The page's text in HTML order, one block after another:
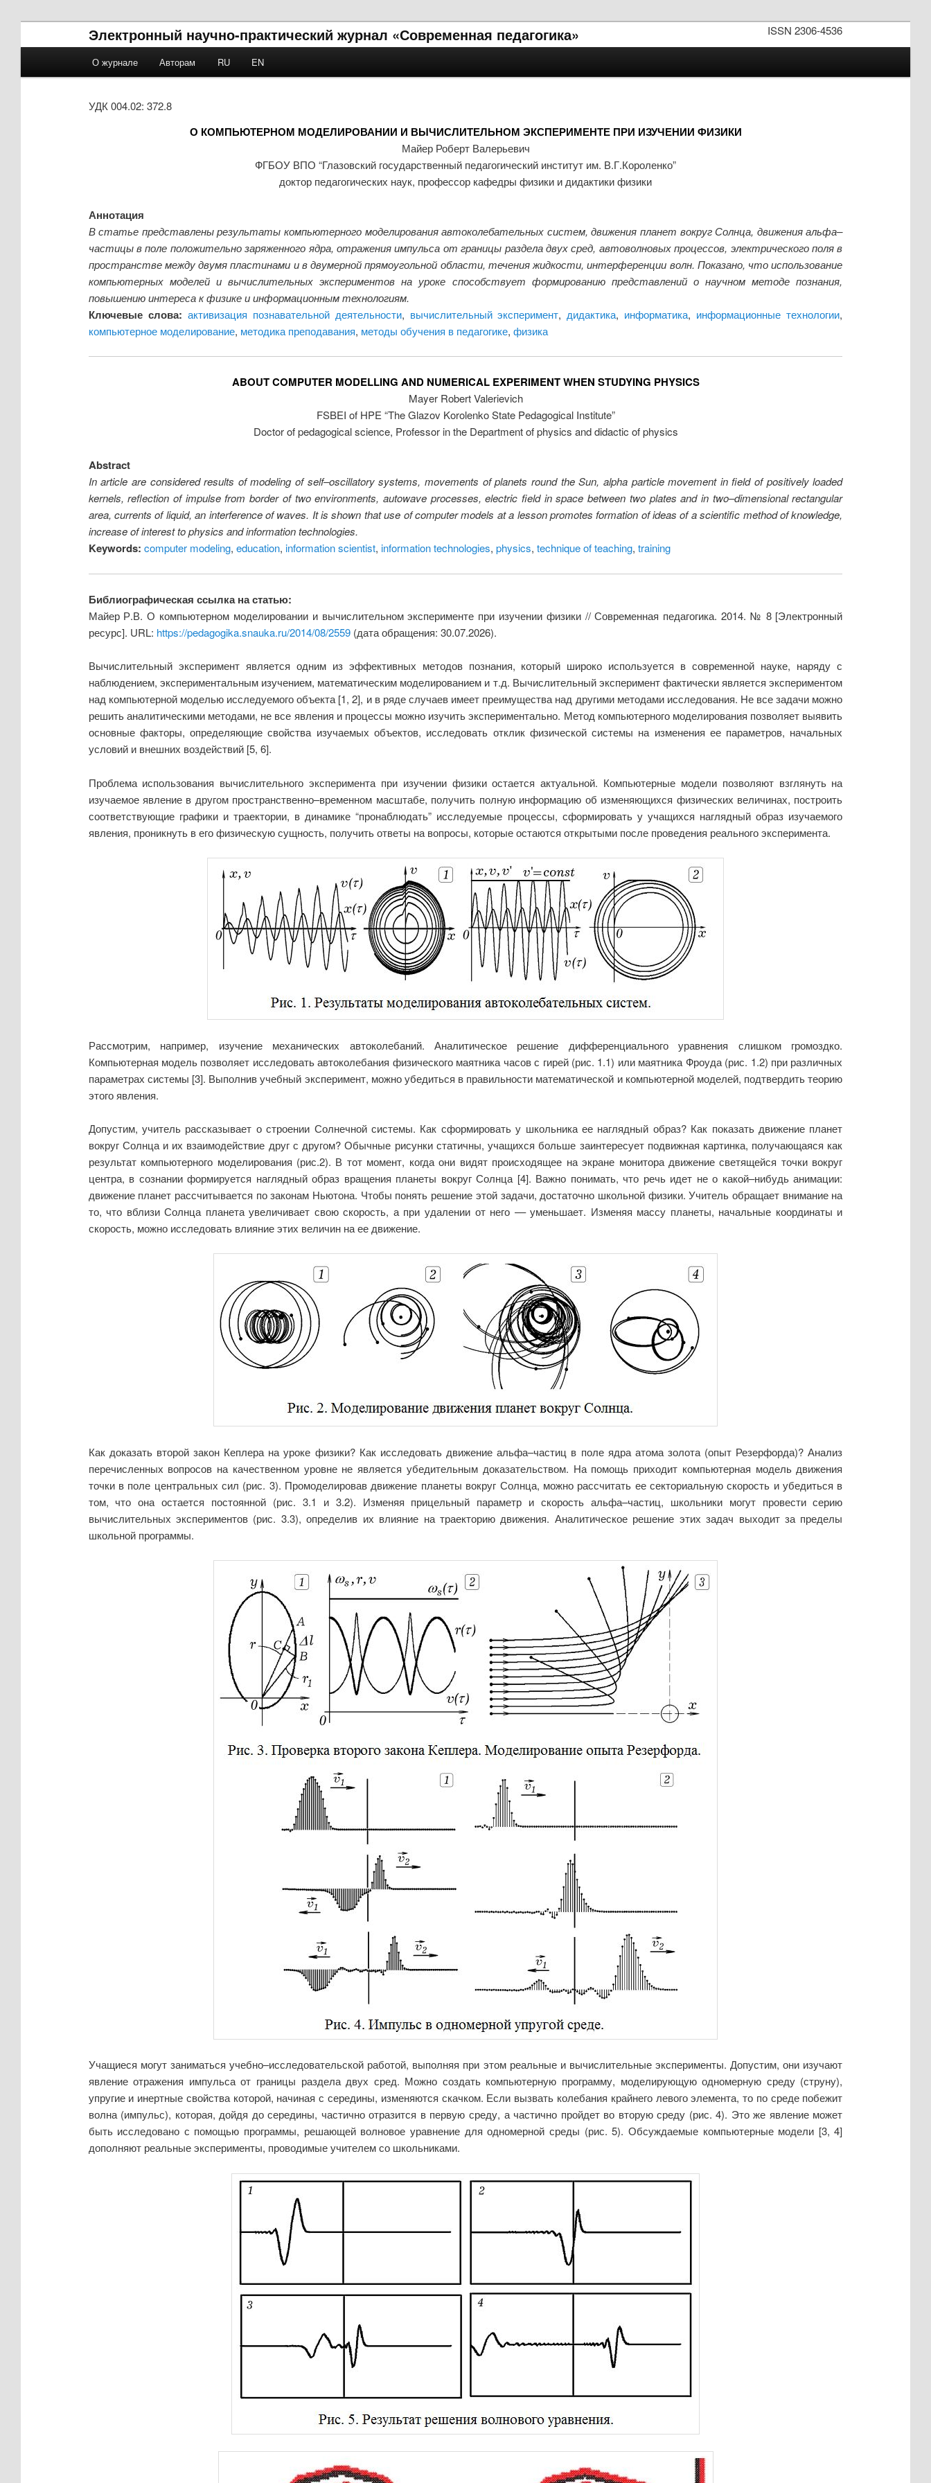
ISSN 2306-4536
Электронный научно-практический журнал «Современная педагогика»
Skip to primary content
Skip to secondary content
О журнале Авторам RU EN
УДК 004.02: 372.8
О КОМПЬЮТЕРНОМ МОДЕЛИРОВАНИИ И ВЫЧИСЛИТЕЛЬНОМ ЭКСПЕРИМЕНТЕ ПРИ ИЗУЧЕНИИ ФИЗИКИ
Майер Роберт Валерьевич
ФГБОУ ВПО “Глазовский государственный педагогический институт им. В.Г.Короленко”
доктор педагогических наук, профессор кафедры физики и дидактики физики
Аннотация
В статье представлены результаты компьютерного моделирования автоколебательных систем, движения планет вокруг Солнца, движения альфа–
частицы в поле положительно заряженного ядра, отражения импульса от границы раздела двух сред, автоволновых процессов, электрического поля в
пространстве между двумя пластинами и в двумерной прямоугольной области, течения жидкости, интерференции волн. Показано, что использование
компьютерных моделей и вычислительных экспериментов на уроке способствует формированию представлений о научном методе познания,
повышению интереса к физике и информационным технологиям.
Ключевые слова: активизация познавательной деятельности, вычислительный эксперимент, дидактика, информатика, информационные технологии,
компьютерное моделирование, методика преподавания, методы обучения в педагогике, физика
ABOUT COMPUTER MODELLING AND NUMERICAL EXPERIMENT WHEN STUDYING PHYSICS
Mayer Robert Valerievich
FSBEI of HPE “The Glazov Korolenko State Pedagogical Institute”
Doctor of pedagogical science, Professor in the Department of physics and didactic of physics
Abstract
In article are considered results of modeling of self–oscillatory systems, movements of planets round the Sun, alpha particle movement in field of positively loaded
kernels, reflection of impulse from border of two environments, autowave processes, electric field in space between two plates and in two–dimensional rectangular
area, currents of liquid, an interference of waves. It is shown that use of computer models at a lesson promotes formation of ideas of a scientific method of knowledge,
increase of interest to physics and information technologies.
Keywords: computer modeling, education, information scientist, information technologies, physics, technique of teaching, training
Библиографическая ссылка на статью:
Майер Р.В. О компьютерном моделировании и вычислительном эксперименте при изучении физики // Современная педагогика. 2014. № 8 [Электронный
ресурс]. URL: https://pedagogika.snauka.ru/2014/08/2559(дата обращения: 30.07.2026).
Вычислительный эксперимент является одним из эффективных методов познания, который широко используется в современной науке, наряду с
наблюдением, экспериментальным изучением, математическим моделированием и т.д. Вычислительный эксперимент фактически является экспериментом
над компьютерной моделью исследуемого объекта [1, 2], и в ряде случаев имеет преимущества над другими методами исследования. Не все задачи можно
решить аналитическими методами, не все явления и процессы можно изучить экспериментально. Метод компьютерного моделирования позволяет выявить
основные факторы, определяющие свойства изучаемых объектов, исследовать отклик физической системы на изменения ее параметров, начальных
условий и внешних воздействий [5, 6].
Проблема использования вычислительного эксперимента при изучении физики остается актуальной. Компьютерные модели позволяют взглянуть на
изучаемое явление в другом пространственно–временном масштабе, получить полную информацию об изменяющихся физических величинах, построить
соответствующие графики и траектории, в динамике “пронаблюдать” исследуемые процессы, сформировать у учащихся наглядный образ изучаемого
явления, проникнуть в его физическую сущность, получить ответы на вопросы, которые остаются открытыми после проведения реального эксперимента.
Рассмотрим, например, изучение механических автоколебаний. Аналитическое решение дифференциального уравнения слишком громоздко.
Компьютерная модель позволяет исследовать автоколебания физического маятника часов с гирей (рис. 1.1) или маятника Фроуда (рис. 1.2) при различных
параметрах системы [3]. Выполнив учебный эксперимент, можно убедиться в правильности математической и компьютерной моделей, подтвердить теорию
этого явления.
Допустим, учитель рассказывает о строении Солнечной системы. Как сформировать у школьника ее наглядный образ? Как показать движение планет
вокруг Солнца и их взаимодействие друг с другом? Обычные рисунки статичны, учащихся больше заинтересует подвижная картинка, получающаяся как
результат компьютерного моделирования (рис.2). В тот момент, когда они видят происходящее на экране монитора движение светящейся точки вокруг
центра, в сознании формируется наглядный образ вращения планеты вокруг Солнца [4]. Важно понимать, что речь идет не о какой–нибудь анимации:
движение планет рассчитывается по законам Ньютона. Чтобы понять решение этой задачи, достаточно школьной физики. Учитель обращает внимание на
то, что вблизи Солнца планета увеличивает свою скорость, а при удалении от него –– уменьшает. Изменяя массу планеты, начальные координаты и
скорость, можно исследовать влияние этих величин на ее движение.
Как доказать второй закон Кеплера на уроке физики? Как исследовать движение альфа–частиц в поле ядра атома золота (опыт Резерфорда)? Анализ
перечисленных вопросов на качественном уровне не является убедительным доказательством. На помощь приходит компьютерная модель движения
точки в поле центральных сил (рис. 3). Промоделировав движение планеты вокруг Солнца, можно рассчитать ее секториальную скорость и убедиться в
том, что она остается постоянной (рис. 3.1 и 3.2). Изменяя прицельный параметр и скорость альфа–частиц, школьники могут провести серию
вычислительных экспериментов (рис. 3.3), определив их влияние на траекторию движения. Аналитическое решение этих задач выходит за пределы
школьной программы.
Учащиеся могут заниматься учебно–исследовательской работой, выполняя при этом реальные и вычислительные эксперименты. Допустим, они изучают
явление отражения импульса от границы раздела двух сред. Можно создать компьютерную программу, моделирующую одномерную среду (струну),
упругие и инертные свойства которой, начиная с середины, изменяются скачком. Если вызвать колебания крайнего левого элемента, то по среде побежит
волна (импульс), которая, дойдя до середины, частично отразится в первую среду, а частично пройдет во вторую среду (рис. 4). Это же явление может
быть исследовано с помощью программы, решающей волновое уравнение для одномерной среды (рис. 5). Обсуждаемые компьютерные модели [3, 4]
дополняют реальные эксперименты, проводимые учителем со школьниками.